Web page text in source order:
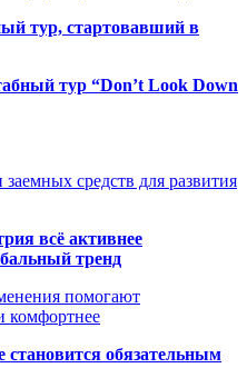
тур, стартовавший в
тур “Don’t Look Down
средств для развития
всё активнее
тренд
помогают
комфортнее
становится обязательным